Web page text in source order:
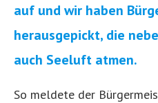
auf und wir haben
herausgepickt, die
auch Seeluft atmen.
So meldete der